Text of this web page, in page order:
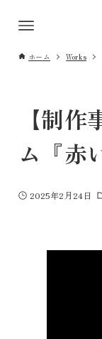
ホーム Works
【制
ム『赤
2025年2月24日